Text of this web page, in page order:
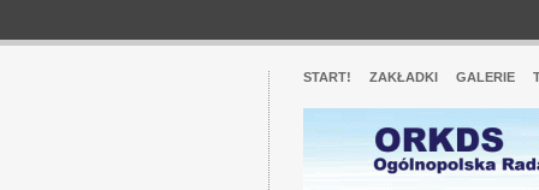
START! ZAKŁADKI GALERIE